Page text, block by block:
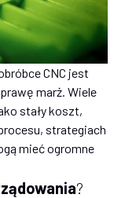
CNC jest
marż. Wiele
stały koszt,
strategiach
mieć ogromne
?